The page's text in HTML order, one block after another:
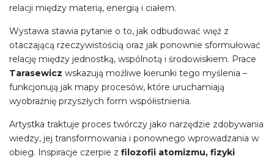
relacji między materią, energią i ciałem.
Wystawa stawia pytanie o to, jak odbudować więź z
otaczającą rzeczywistością oraz jak ponownie sformułować
relację między jednostką, wspólnotą i środowiskiem. Prace
Tarasewicz wskazują możliwe kierunki tego myślenia –
funkcjonują jak mapy procesów, które uruchamiają
wyobraźnię przyszłych form współistnienia.
Artystka traktuje proces twórczy jako narzędzie zdobywania
wiedzy, jej transformowania i ponownego wprowadzania w
obieg. Inspiracje czerpie z filozofii atomizmu, fizyki